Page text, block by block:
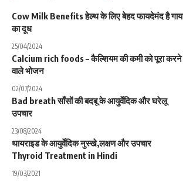
Cow Milk Benefits हेल्थ के लिए बेहद फायदेमंद है गाय
का दूध
25/04/2024
Calcium rich foods – कैल्शियम की कमी को पूरा करने
वाले भोजन
02/07/2024
Bad breath साँसों की बदबू के आयुर्वेदिक और घरेलू
उपचार
23/08/2024
थायराइड के आयुर्वेदिक नुस्खे,लक्षण और उपचार
Thyroid Treatment in Hindi
19/03/2021